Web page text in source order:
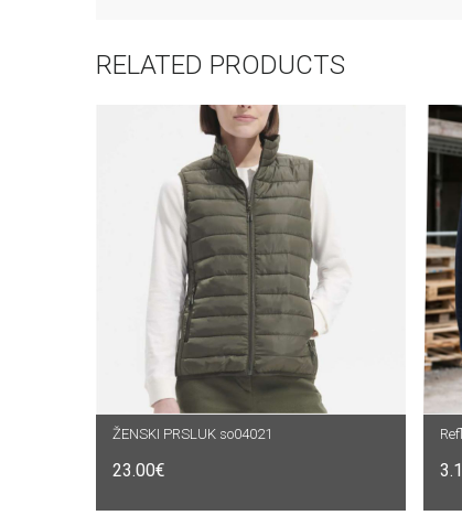
RELATED PRODUCTS
ŽENSKI PRSLUK so04021
23.00€
ODABERI OPCIJE